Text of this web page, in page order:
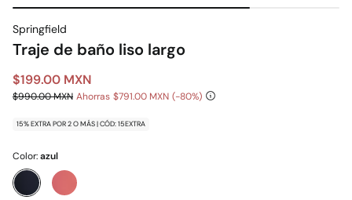
Springfield
Traje de baño liso largo
$199.00 MXN
$990.00 MXN Ahorras $791.00 MXN 80
15% EXTRA POR 2 O MÁS | CÓD: 15EXTRA
Color:azul